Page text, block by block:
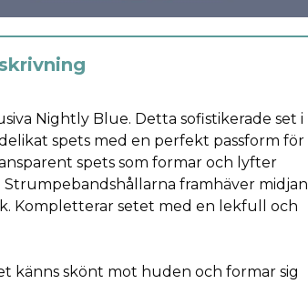
Nightly Blue. Detta sofistikerade set i
spets med en perfekt passform för
spets som formar och lyfter
framhäver midjan
Kompletterar setet med en lekfull och
känns skönt mot huden och formar sig